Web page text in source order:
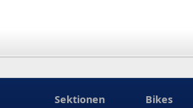
Sektionen Bikes